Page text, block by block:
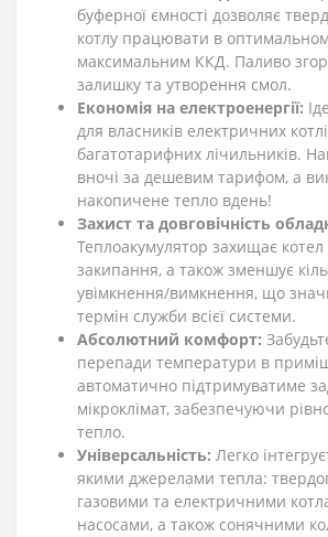
буферної ємності дозволяє
котлу працювати в
максимальним ККД. Паливо
залишку та утворення смол.
Економія на електроенергії:
для власників електричних
багатотарифних лічильників.
вночі за дешевим тарифом, а
накопичене тепло вдень!
Захист та довговічність
Теплоакумулятор захищає котел
закипання, а також зменшує
увімкнення/вимкнення, що
термін служби всієї системи.
Абсолютний комфорт:
перепади температури в
автоматично підтримуватиме
мікроклімат, забезпечуючи
тепло.
Універсальність: Легко
якими джерелами тепла:
газовими та електричними
насосами, а також сонячними